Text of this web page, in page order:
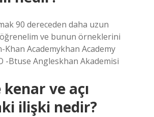
90 dereceden daha uzun
öğrenelim ve bunun örneklerini
Khan Academykhan Academy
-Btuse Angleskhan Akademisi
ve açı
ilişki nedir?